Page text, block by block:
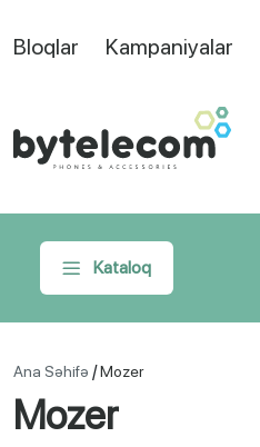
Bloqlar Kampaniyalar
Kataloq
Ana Səhifə /Mozer
Mozer